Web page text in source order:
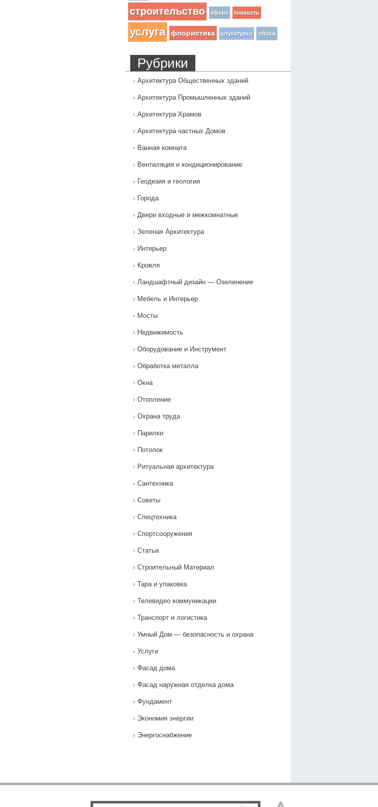
строительство сфера тонкость
услуга флористика штукатурка эпоха
Рубрики
Архитектура Общественных зданий
Архитектура Промышленных зданий
Архитектура Храмов
Архитектура частных Домов
Ванная комната
Вентиляция и кондиционирование
Геодезия и геология
Города
Двери входные и межкомнатные
Зеленая Архитектура
Интерьер
Кровля
Ландшафтный дизайн — Озеленение‎
Мебель и Интерьер
Мосты
Недвижимость
Оборудование и Инструмент
Обработка металла
Окна
Отопление
Охрана труда
Парилки
Потолок
Ритуальная архитектура
Сантехника
Советы
Спецтехника
Спортсооружения
Статьи
Строительный Материал
Тара и упаковка
Телевидео коммуникации
Транспорт и логистика
Умный Дом — безопасность и охрана
Услуги
Фасад дома
Фасад наружная отделка дома
Фундамент
Экономия энергии
Энергоснабжение